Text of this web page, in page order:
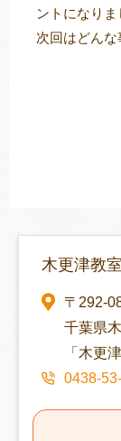
ントになりま
次回はどん
木更津教室
〒292-
千葉県
「木更
0438-